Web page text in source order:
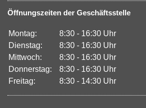
Öffnungszeiten der Geschäftsstelle
Montag:
8:30 - 16:30 Uhr
Dienstag:
8:30 - 16:30 Uhr
Mittwoch:
8:30 - 16:30 Uhr
Donnerstag:
8:30 - 16:30 Uhr
Freitag:
8:30 - 14:30 Uhr